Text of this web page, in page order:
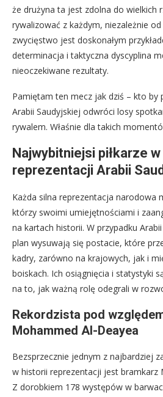
że drużyna ta jest zdolna do wielkich
rywalizować z każdym, niezależnie
zwycięstwo jest doskonałym
determinacja i taktyczna dyscyplina
nieoczekiwane rezultaty.
Pamiętam ten mecz jak dziś – kto by
Arabii Saudyjskiej odwróci losy
rywalem. Właśnie dla takich
Najwybitniejsi piłkarze
reprezentacji Arabii
Każda silna reprezentacja narodowa
którzy swoimi umiejętnościami i
na kartach historii. W przypadku
plan wysuwają się postacie, które
kadry, zarówno na krajowych, jak i
boiskach. Ich osiągnięcia i statystyki
na to, jak ważną rolę odegrali w
Rekordzista pod
Mohammed Al-Deayea
Bezsprzecznie jednym z najbardziej
w historii reprezentacji jest bramkarz
Z dorobkiem 178 występów w